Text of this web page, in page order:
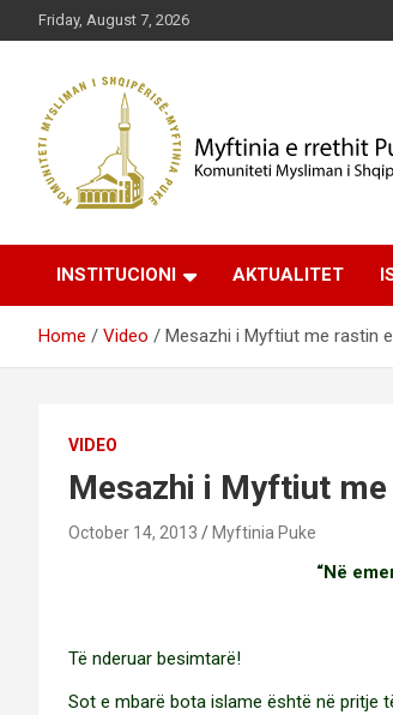
to
Friday, August 7, 2026
Myftinia Pukë |
Zyrtare
INSTITUCIONI AKTUALITET
Home Video Mesazhi i Myftiut me rastin
VIDEO
Mesazhi i Myftiut
October 14, 2013 Myftinia Puke
“Në
Të nderuar besimtarë!
Sot e mbarë bota islame është në pritje